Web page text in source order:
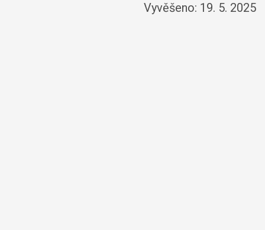
Vyvěšeno: 19. 5. 2025